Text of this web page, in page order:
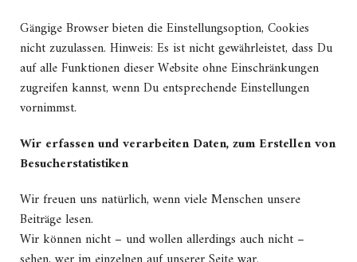
Gängige Browser bieten die Einstellungsoption, Cookies
nicht zuzulassen. Hinweis: Es ist nicht gewährleistet, dass Du
auf alle Funktionen dieser Website ohne Einschränkungen
zugreifen kannst, wenn Du entsprechende Einstellungen
vornimmst.
Wir erfassen und verarbeiten Daten, zum Erstellen von
Besucherstatistiken
Wir freuen uns natürlich, wenn viele Menschen unsere
Beiträge lesen.
Wir können nicht – und wollen allerdings auch nicht –